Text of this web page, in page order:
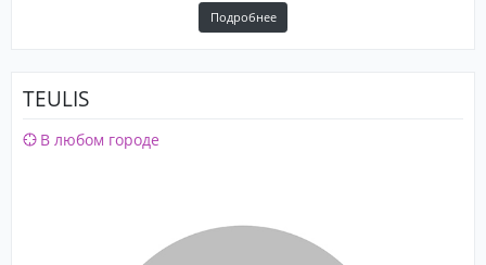
Подробнее
TEULIS
В любом городе